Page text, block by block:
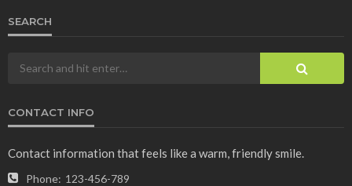
SEARCH
CONTACT INFO
Contact information that feels like a warm, friendly smile.
Phone: 123-456-789